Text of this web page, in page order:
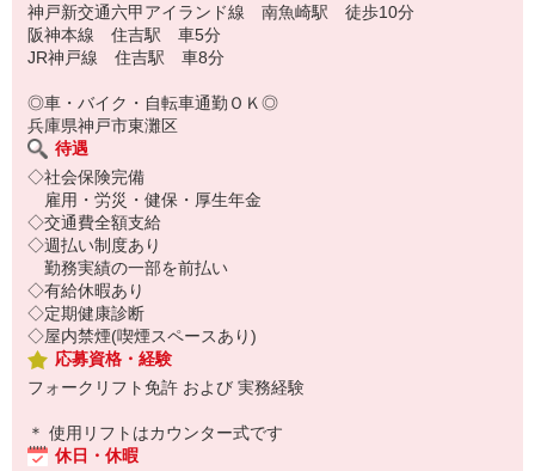
神戸新交通六甲アイランド線 南魚崎駅 徒歩10分
阪神本線 住吉駅 車5分
JR神戸線 住吉駅 車8分
◎車・バイク・自転車通勤ＯＫ◎
兵庫県神戸市東灘区
待遇
◇社会保険完備
雇用・労災・健保・厚生年金
◇交通費全額支給
◇週払い制度あり
勤務実績の一部を前払い
◇有給休暇あり
◇定期健康診断
◇屋内禁煙(喫煙スペースあり)
応募資格・経験
フォークリフト免許 および 実務経験
＊ 使用リフトはカウンター式です
休日・休暇